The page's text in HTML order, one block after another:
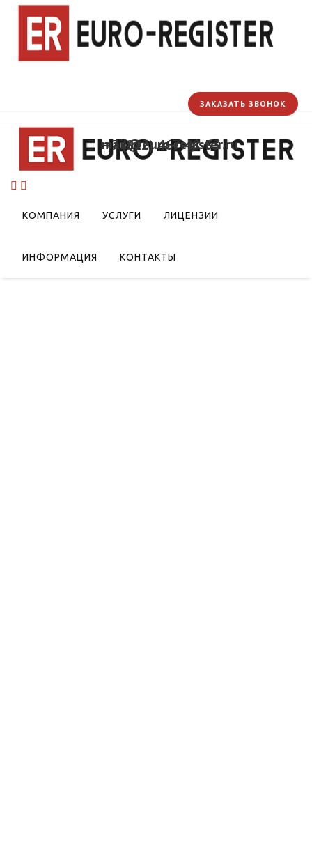
+7 (812) 467-48-33
mail@euro-register.ru
ЗАКАЗАТЬ ЗВОНОК
КОМПАНИЯ УСЛУГИ ЛИЦЕНЗИИ
ИНФОРМАЦИЯ КОНТАКТЫ